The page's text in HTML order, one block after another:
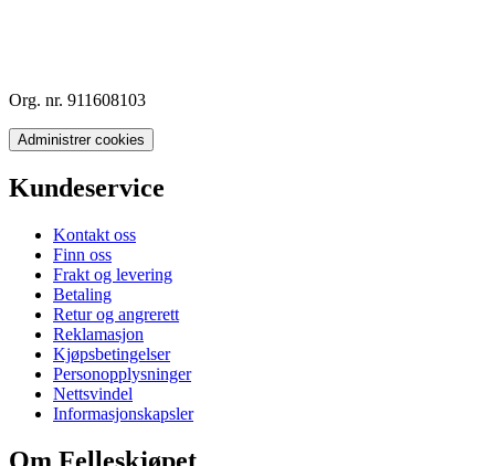
Org. nr. 911608103
Administrer cookies
Kundeservice
Kontakt oss
Finn oss
Frakt og levering
Betaling
Retur og angrerett
Reklamasjon
Kjøpsbetingelser
Personopplysninger
Nettsvindel
Informasjonskapsler